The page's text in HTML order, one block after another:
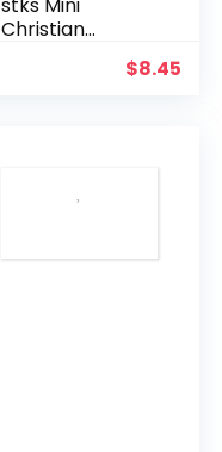
stks Mini
Christian
$8.45